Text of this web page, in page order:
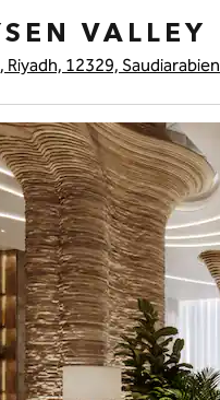
VALLEY
Riyadh, 12329, Saudiarabien